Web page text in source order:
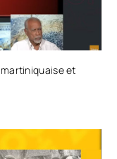
et